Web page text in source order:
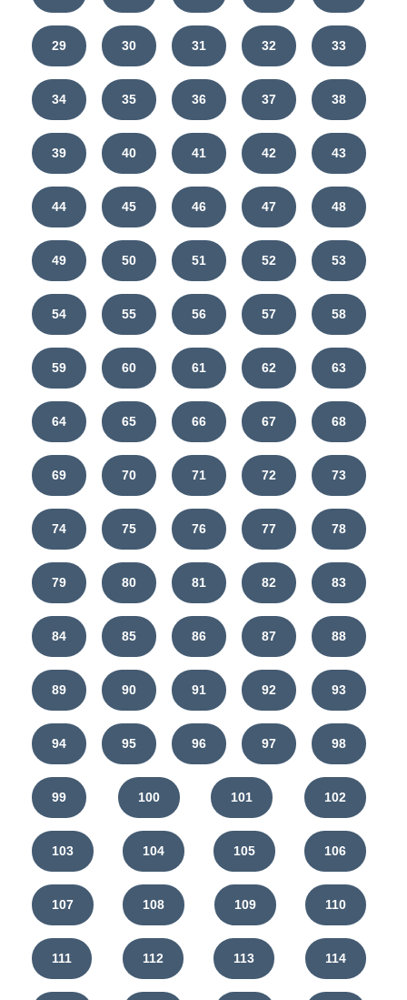
29 30 31 32 33
34 35 36 37 38
39 40 41 42 43
44 45 46 47 48
49 50 51 52 53
54 55 56 57 58
59 60 61 62 63
64 65 66 67 68
69 70 71 72 73
74 75 76 77 78
79 80 81 82 83
84 85 86 87 88
89 90 91 92 93
94 95 96 97 98
99 100 101 102
103 104 105 106
107 108 109 110
111 112 113 114